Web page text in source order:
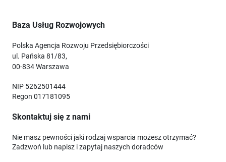
Baza Usług Rozwojowych
Polska Agencja Rozwoju Przedsiębiorczości
ul. Pańska 81/83,
00-834 Warszawa
NIP 5262501444
Regon 017181095
Skontaktuj się z nami
Nie masz pewności jaki rodzaj wsparcia możesz otrzymać?
Zadzwoń lub napisz i zapytaj naszych doradców